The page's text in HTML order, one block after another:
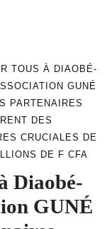
TOUS À DIAOBÉ-
GUNÉ
PARTENAIRES
DES
CRUCIALES DE
DE F CFA
Diaobé-
GUNÉ